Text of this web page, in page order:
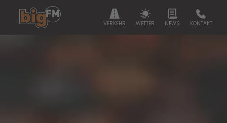
VERKEHR WETTER NEWS KONTAKT